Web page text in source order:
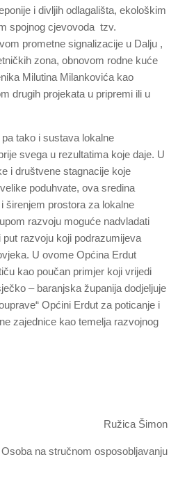
i divljih odlagališta, ekološkim
spojnog cjevovoda tzv.
prometne signalizacije u Dalju ,
zona, obnovom rodne kuće
Milutina Milankovića kao
drugih projekata u pripremi ili u
tako i sustava lokalne
svega u rezultatima koje daje. U
i društvene stagnacije koje
poduhvate, ova sredina
širenjem prostora za lokalne
razvoju moguće nadvladati
razvoju koji podrazumijeva
U ovome Općina Erdut
kao poučan primjer koji vrijedi
– baranjska županija dodjeljuje
Općini Erdut za poticanje i
zajednice kao temelja razvojnog
Ružica Šimon
Osoba na stručnom osposobljavanju